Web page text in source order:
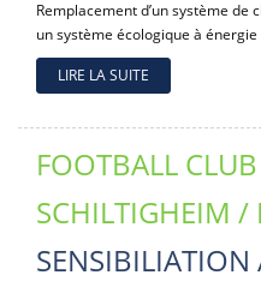
Remplacement d’un système
un système écologique à
LIRE LA SUITE
FOOTBALL
SCHILTIGHEIM /
SENSIBILIATION